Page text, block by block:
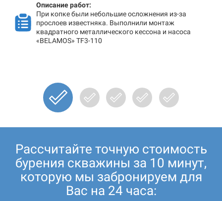
Описание работ:
При копке были небольшие осложнения из-за
прослоев известняка. Выполнили монтаж
квадратного металлического кессона и насоса
«BELAMOS» TF3-110
Рассчитайте точную стоимость
бурения скважины за 10 минут,
которую мы забронируем для
Вас на 24 часа: